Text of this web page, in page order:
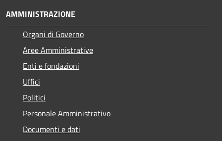
AMMINISTRAZIONE
Organi di Governo
Aree Amministrative
Enti e fondazioni
Uffici
Politici
Personale Amministrativo
Documenti e dati